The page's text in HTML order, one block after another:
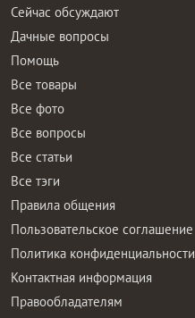
Сейчас обсуждают
Дачные вопросы
Помощь
Все товары
Все фото
Все вопросы
Все статьи
Все тэги
Правила общения
Пользовательское соглашение
Политика конфиденциальности
Контактная информация
Правообладателям